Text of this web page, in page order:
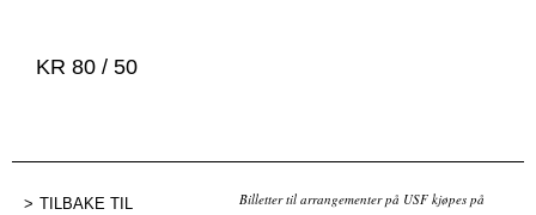
KR 80 / 50
TILBAKE TIL
Billetter til arrangementer på USF kjøpes på